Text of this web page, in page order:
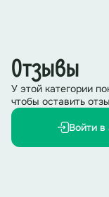
Отзывы
У этой категории
чтобы оставить
Войти в